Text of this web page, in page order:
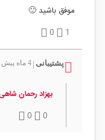
موفق باشید 🙂
1
0
پشتیبانی 4 ماه پیش
بهزاد رحمان
0
0